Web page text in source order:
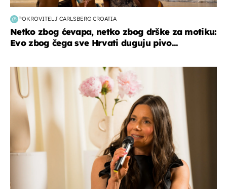
POKROVITELJ CARLSBERG CROATIA
Netko zbog ćevapa, netko zbog drške za motiku:
Evo zbog čega sve Hrvati duguju pivo...
moda & ljepota